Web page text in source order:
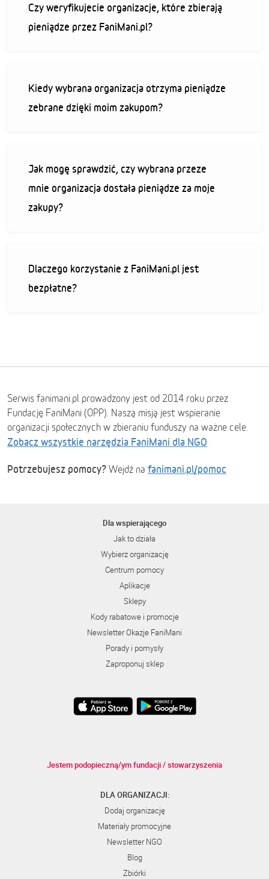
Czy weryfikujecie organizacje, które zbierają
pieniądze przez FaniMani.pl?
Kiedy wybrana organizacja otrzyma pieniądze
zebrane dzięki moim zakupom?
Jak mogę sprawdzić, czy wybrana przeze
mnie organizacja dostała pieniądze za moje
zakupy?
Dlaczego korzystanie z FaniMani.pl jest
bezpłatne?
Serwis fanimani.pl prowadzony jest od 2014 roku przez
Fundację FaniMani (OPP). Naszą misją jest wspieranie
organizacji społecznych w zbieraniu funduszy na ważne cele.
Zobacz wszystkie narzędzia FaniMani dla NGO
Potrzebujesz pomocy? Wejdź na fanimani.pl/pomoc
Dla wspierającego
Jak to działa
Wybierz organizację
Centrum pomocy
Aplikacje
Sklepy
Kody rabatowe i promocje
Newsletter Okazje FaniMani
Porady i pomysły
Zaproponuj sklep
Jestem podopieczną/ym fundacji / stowarzyszenia
DLA ORGANIZACJI:
Dodaj organizację
Materiały promocyjne
Newsletter NGO
Blog
Zbiórki